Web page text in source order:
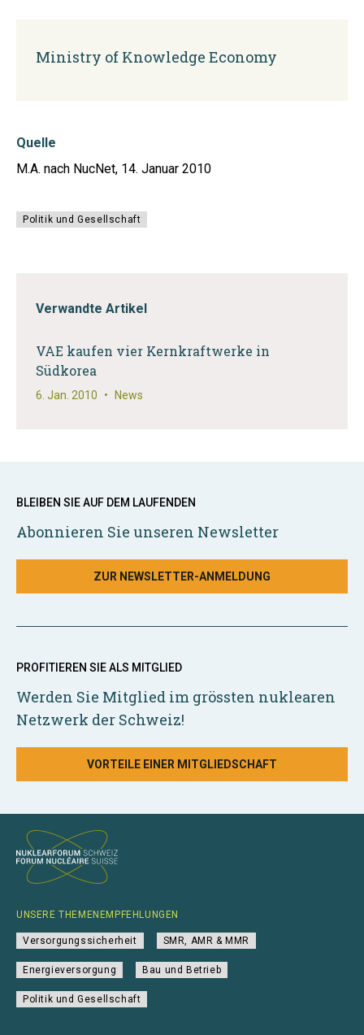
Ministry of Knowledge Economy
Quelle
M.A. nach NucNet, 14. Januar 2010
Politik und Gesellschaft
Verwandte Artikel
VAE kaufen vier Kernkraftwerke in
Südkorea
6. Jan. 2010 • News
BLEIBEN SIE AUF DEM LAUFENDEN
Abonnieren Sie unseren Newsletter
ZUR NEWSLETTER-ANMELDUNG
PROFITIEREN SIE ALS MITGLIED
Werden Sie Mitglied im grössten nuklearen
Netzwerk der Schweiz!
VORTEILE EINER MITGLIEDSCHAFT
UNSERE THEMENEMPFEHLUNGEN
Versorgungssicherheit SMR, AMR & MMR
Energieversorgung Bau und Betrieb
Politik und Gesellschaft